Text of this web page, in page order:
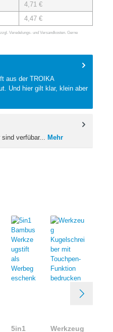
4,71 €
4,47 €
Veredelungs- und Versandkosten. Gerne
aus der TROIKA
Und hier gilt klar, klein aber
verfübar... Mehr
5in1
Werkzeug